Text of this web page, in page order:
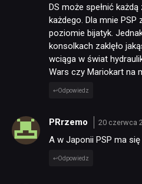
DS może spełnić
każdego. Dla mnie PSP
poziomie bijatyk.
konsolkach zaklęło
wciąga w świat
Wars czy Mariokart na
Odpowiedz
PRrzemo 20 czerwca
A w Japonii PSP ma
Odpowiedz